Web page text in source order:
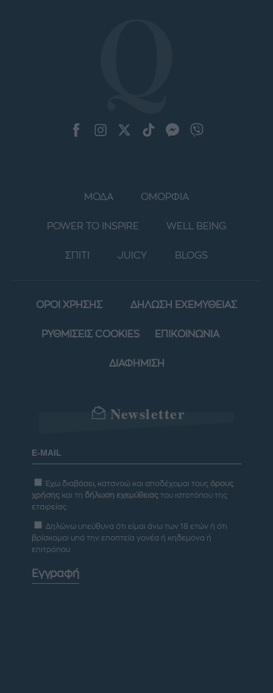
ΜΟΔΑ ΟΜΟΡΦΙΑ
POWER TO INSPIRE WELL BEING
ΣΠΙΤΙ JUICY BLOGS
ΟΡΟΙ ΧΡΗΣΗΣ ΔΗΛΩΣΗ ΕΧΕΜΥΘΕΙΑΣ
ΡΥΘΜΙΣΕΙΣ COOKIES ΕΠΙΚΟΙΝΩΝΙΑ
ΔΙΑΦΗΜΙΣΗ
Newsletter
Έχω διαβάσει, κατανοώ και αποδέχομαι τους όρους
χρήσης και τη δήλωση εχεμύθειας του ιστοτόπου της
εταιρείας
Δηλώνω υπεύθυνα ότι είμαι άνω των 18 ετών ή ότι
βρίσκομαι υπό την εποπτεία γονέα ή κηδεμόνα ή
επιτρόπου
Εγγραφή